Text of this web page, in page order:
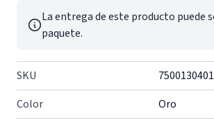
La entrega de este producto puede
paquete.
SKU
Color
Oro